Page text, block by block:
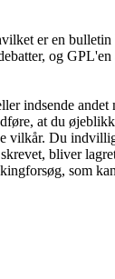
er en bulletin
og
indsende andet
at du
vilkår. Du
bliver
som